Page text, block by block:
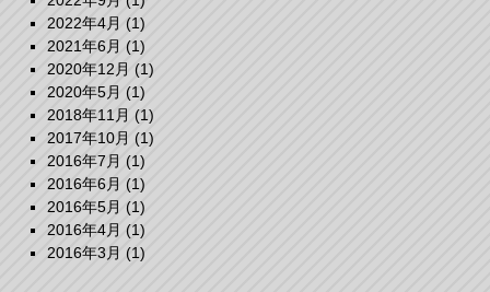
2022年4月 (1)
2021年6月 (1)
2020年12月 (1)
2020年5月 (1)
2018年11月 (1)
2017年10月 (1)
2016年7月 (1)
2016年6月 (1)
2016年5月 (1)
2016年4月 (1)
2016年3月 (1)